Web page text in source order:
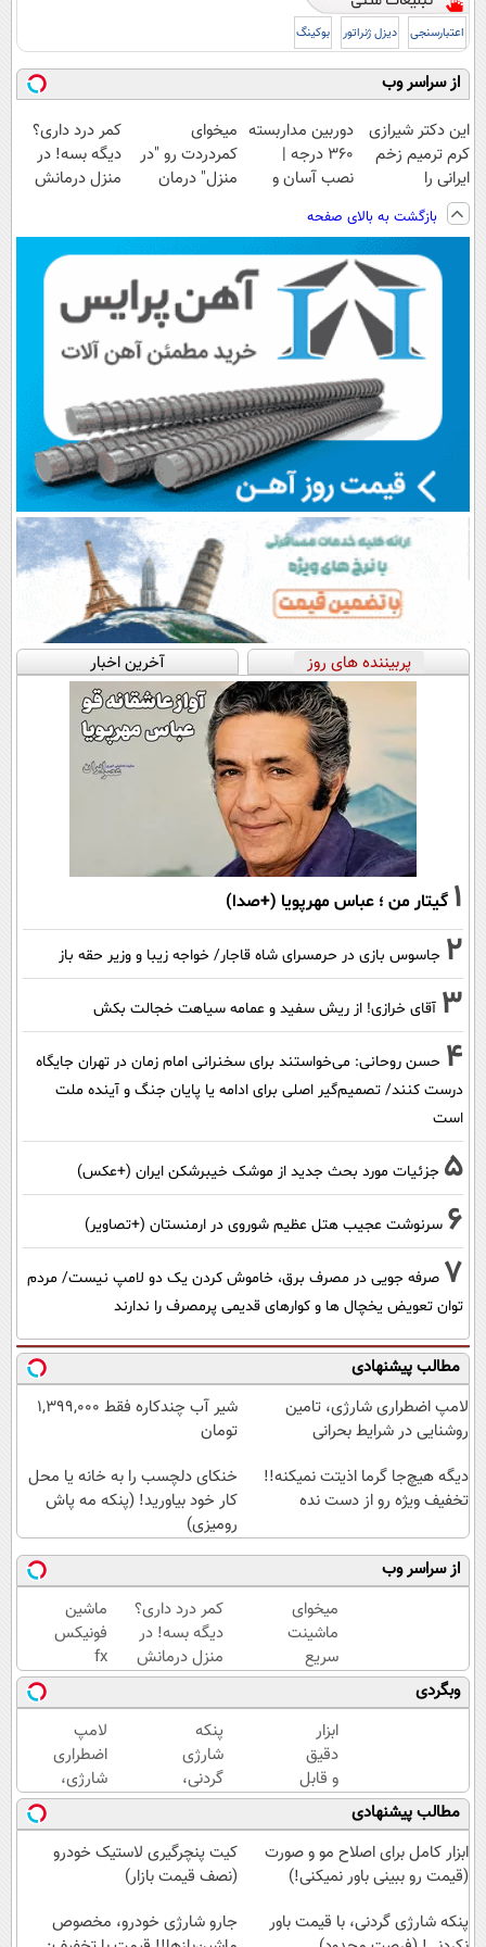
اعتبارسنجی دیزل ژنراتور بوکینگ
از سراسر وب
این دکتر شیرازی
کرم ترمیم زخم
ایرانی را
ساخت!!!
دوربین مداربسته
360 درجه |
نصب آسان و
میخوای
کمردردت رو "در
منزل" درمان
کمر درد داری؟
دیگه بسه! در
منزل درمانش
بازگشت به بالای صفحه
پربیننده های روز آخرین اخبار
1 گیتار من ؛ عباس مهرپویا (+صدا)
2 جاسوس بازی در حرمسرای شاه قاجار/ خواجه زیبا و وزیر حقه باز
3 آقای خرازی! از ریش سفید و عمامه سیاهت خجالت بکش
4 حسن روحانی: می‌خواستند برای سخنرانی امام زمان در تهران جایگاه
درست کنند/ تصمیم‌گیر اصلی برای ادامه یا پایان جنگ و آینده ملت
است
5 جزئیات مورد بحث جدید از موشک خیبرشکن ایران (+عکس)
6 سرنوشت عجیب هتل عظیم شوروی در ارمنستان (+تصاویر)
7 صرفه جویی در مصرف برق، خاموش کردن یک دو لامپ نیست/ مردم
توان تعویض یخچال ها و کوارهای قدیمی پرمصرف را ندارند
مطالب پیشنهادی
لامپ اضطراری شارژی، تامین
روشنایی در شرایط بحرانی
شیر آب چندکاره فقط 1,399,000
تومان
دیگه هیچ‌جا گرما اذیتت نمیکنه!!
تخفیف ویژه رو از دست نده
خنکای دلچسب را به خانه یا محل
کار خود بیاورید! (پنکه مه پاش
رومیزی)
از سراسر وب
میخوای
ماشینت
سریع
فروش
بره؟
تمام
مراحل
فروش
ماشیت
رو به ما
بسپر
کمر درد داری؟
دیگه بسه! در
منزل درمانش
کن
(◀پرسش‌نامه)
ماشین
فونیکس
fx
خودتو
اینجا به
راحتی
بفروش
وبگردی
ابزار
دقیق
و قابل
اعتماد
برای
اندازه
گیری
خون
پنکه
شارژی
گردنی،
با
قیمت
باور
نکردنی!
محدود)
لامپ
اضطراری
شارژی،
تامین
روشنایی
در
مطالب پیشنهادی
ابزار کامل برای اصلاح مو و صورت
(قیمت رو ببینی باور نمیکنی!)
کیت پنچرگیری لاستیک خودرو
(نصف قیمت بازار)
پنکه شارژی گردنی، با قیمت باور
جارو شارژی خودرو، مخصوص